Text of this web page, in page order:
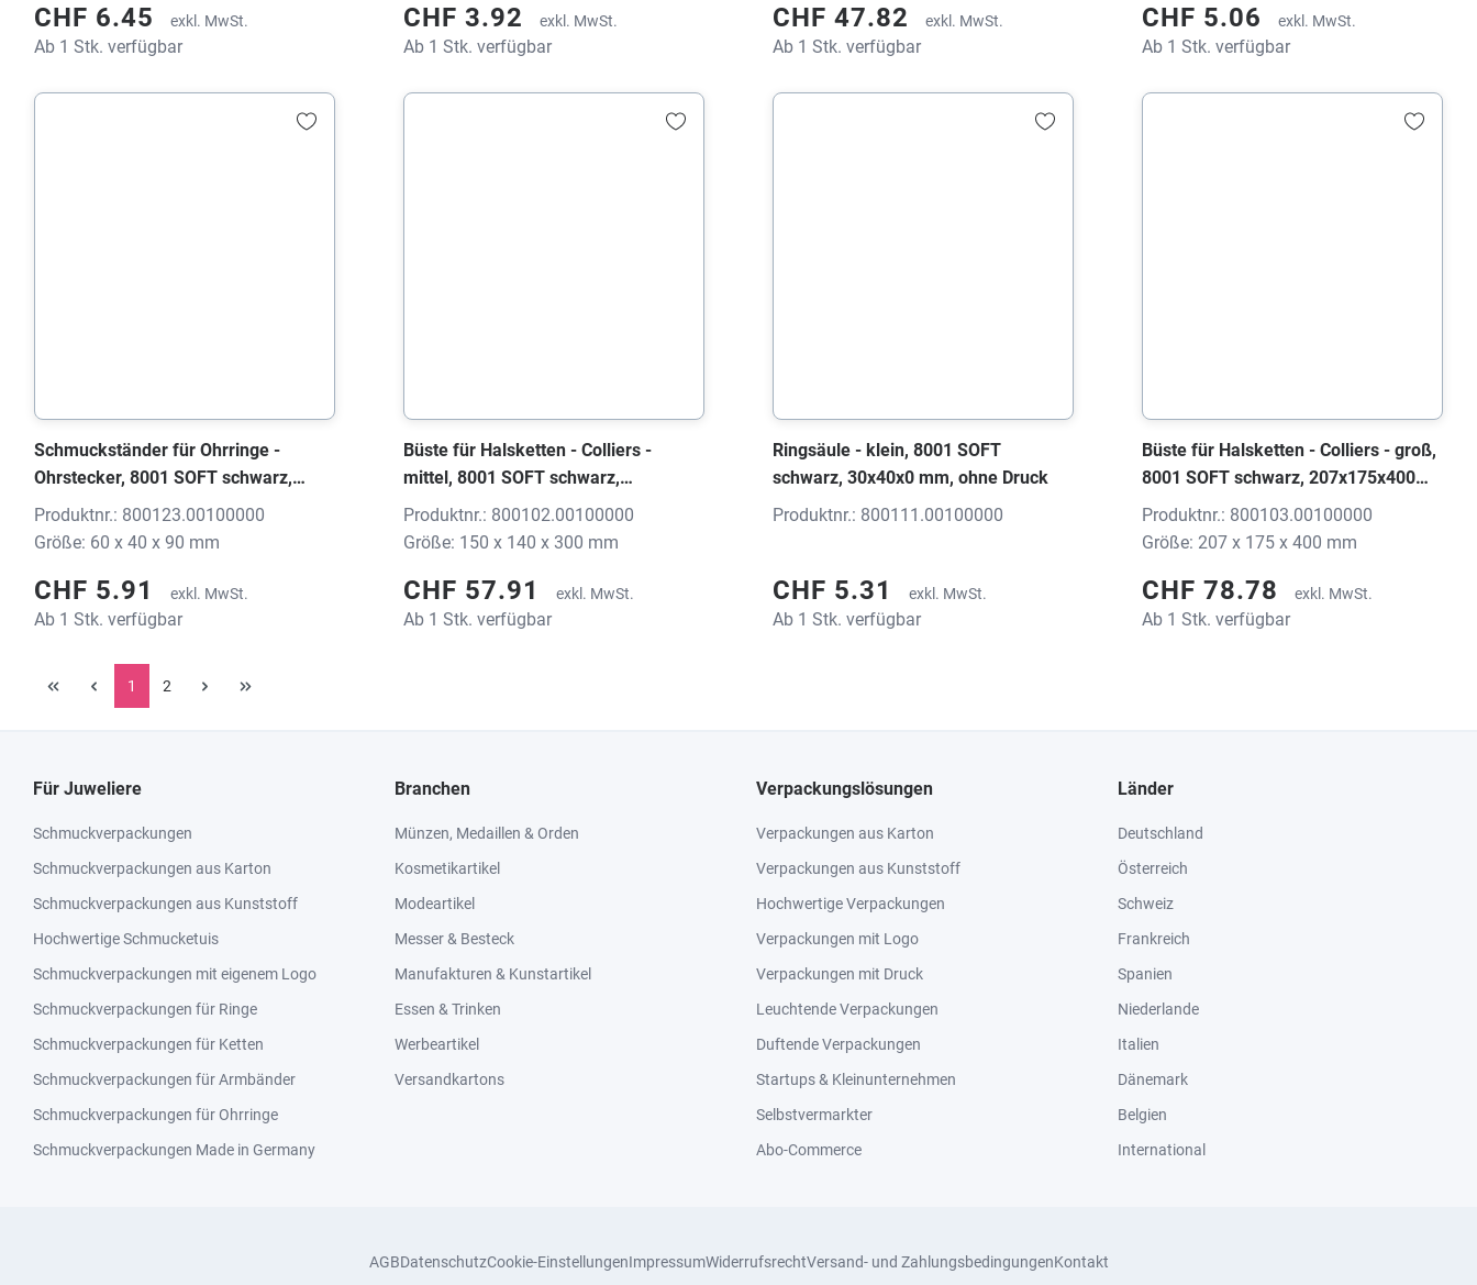
CHF 6.45 exkl. MwSt.
Ab 1 Stk. verfügbar
CHF 3.92 exkl. MwSt.
Ab 1 Stk. verfügbar
CHF 47.82 exkl. MwSt.
Ab 1 Stk. verfügbar
CHF 5.06 exkl. MwSt.
Ab 1 Stk. verfügbar
Schmuckständer für Ohrringe -
Ohrstecker, 8001 SOFT schwarz,
60x40x90 mm, ohne Druck
Produktnr.: 800123.00100000
Größe: 60 x 40 x 90 mm
CHF 5.91 exkl. MwSt.
Ab 1 Stk. verfügbar
Büste für Halsketten - Colliers -
mittel, 8001 SOFT schwarz,
150x140x300 mm, ohne Druck
Produktnr.: 800102.00100000
Größe: 150 x 140 x 300 mm
CHF 57.91 exkl. MwSt.
Ab 1 Stk. verfügbar
Ringsäule - klein, 8001 SOFT
schwarz, 30x40x0 mm, ohne Druck
Produktnr.: 800111.00100000
CHF 5.31 exkl. MwSt.
Ab 1 Stk. verfügbar
Büste für Halsketten - Colliers - groß,
8001 SOFT schwarz, 207x175x400
mm, ohne Druck
Produktnr.: 800103.00100000
Größe: 207 x 175 x 400 mm
CHF 78.78 exkl. MwSt.
Ab 1 Stk. verfügbar
1 2
Für Juweliere
Schmuckverpackungen
Schmuckverpackungen aus Karton
Schmuckverpackungen aus Kunststoff
Hochwertige Schmucketuis
Schmuckverpackungen mit eigenem Logo
Schmuckverpackungen für Ringe
Schmuckverpackungen für Ketten
Schmuckverpackungen für Armbänder
Schmuckverpackungen für Ohrringe
Schmuckverpackungen Made in Germany
Branchen
Münzen, Medaillen & Orden
Kosmetikartikel
Modeartikel
Messer & Besteck
Manufakturen & Kunstartikel
Essen & Trinken
Werbeartikel
Versandkartons
Verpackungslösungen
Verpackungen aus Karton
Verpackungen aus Kunststoff
Hochwertige Verpackungen
Verpackungen mit Logo
Verpackungen mit Druck
Leuchtende Verpackungen
Duftende Verpackungen
Startups & Kleinunternehmen
Selbstvermarkter
Abo-Commerce
Länder
Deutschland
Österreich
Schweiz
Frankreich
Spanien
Niederlande
Italien
Dänemark
Belgien
International
AGBDatenschutzCookie-EinstellungenImpressumWiderrufsrechtVersand- und ZahlungsbedingungenKontakt